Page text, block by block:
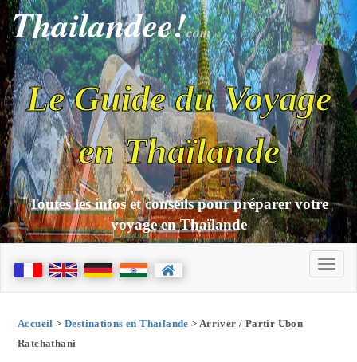
Thailandee!com
Le Guide du Voyage
en Thaïlande
Toutes les infos et conseils pour préparer votre
voyage en Thaïlande
Accueil > Destinations en Thaïlande > Arriver / Partir Ubon
Ratchathani